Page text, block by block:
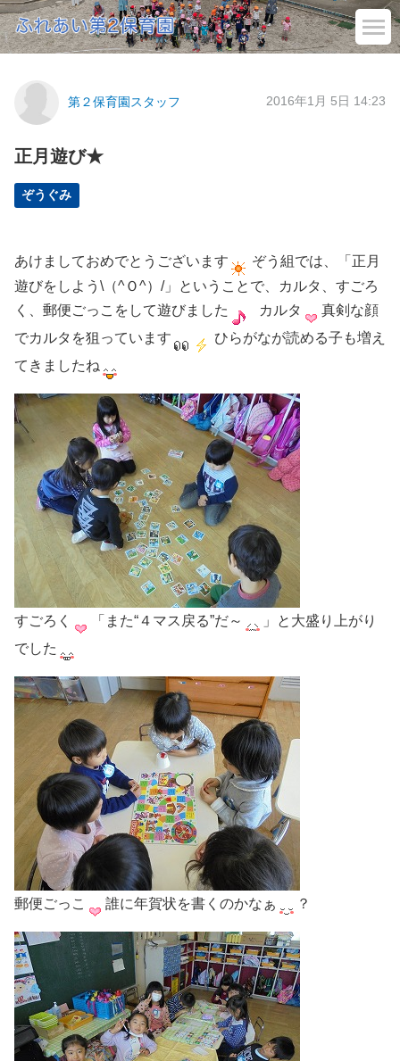
第２保育園スタッフ 2016年1月 5日 14:23
正月遊び★
ぞうぐみ
あけましておめでとうございます
ぞう組では、「正月
遊びをしよう\（^Ｏ^）/」ということで、カルタ、すごろ
く、郵便ごっこをして遊びました
カルタ
真剣な顔
でカルタを狙っています
ひらがなが読める子も増え
てきましたね
すごろく 「また“４マス戻る”だ～
」と大盛り上がり
でした
郵便ごっこ 誰に年賀状を書くのかなぁ ？